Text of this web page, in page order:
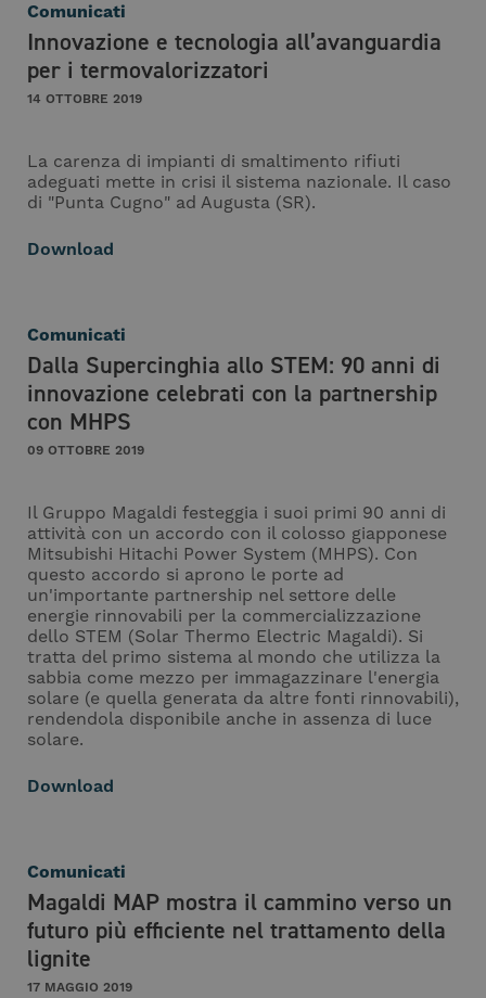
Comunicati
Innovazione e tecnologia all’avanguardia
per i termovalorizzatori
14 OTTOBRE 2019
La carenza di impianti di smaltimento rifiuti
adeguati mette in crisi il sistema nazionale. Il caso
di "Punta Cugno" ad Augusta (SR).
Download
Comunicati
Dalla Supercinghia allo STEM: 90 anni di
innovazione celebrati con la partnership
con MHPS
09 OTTOBRE 2019
Il Gruppo Magaldi festeggia i suoi primi 90 anni di
attività con un accordo con il colosso giapponese
Mitsubishi Hitachi Power System (MHPS). Con
questo accordo si aprono le porte ad
un'importante partnership nel settore delle
energie rinnovabili per la commercializzazione
dello STEM (Solar Thermo Electric Magaldi). Si
tratta del primo sistema al mondo che utilizza la
sabbia come mezzo per immagazzinare l'energia
solare (e quella generata da altre fonti rinnovabili),
rendendola disponibile anche in assenza di luce
solare.
Download
Comunicati
Magaldi MAP mostra il cammino verso un
futuro più efficiente nel trattamento della
lignite
17 MAGGIO 2019